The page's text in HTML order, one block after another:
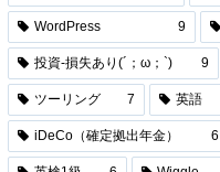
WordPress 9
投資-損失あり(´；ω；`) 9
ツーリング 7 英語
iDeCo（確定拠出年金） 6